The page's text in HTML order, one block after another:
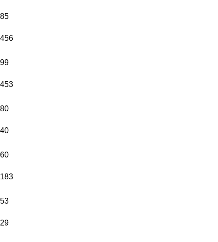
85
456
99
453
80
40
60
183
53
29